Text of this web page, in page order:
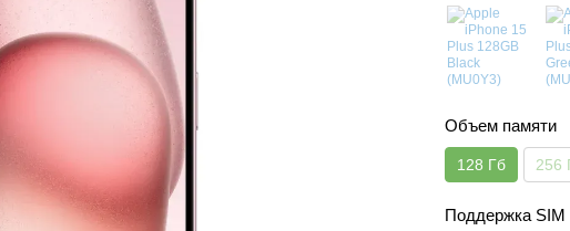
Объем памяти
128 Гб 256
Поддержка SIM